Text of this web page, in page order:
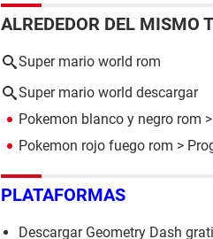
ALREDEDOR DEL MISMO
Super mario world rom
Super mario world descargar
Pokemon blanco y negro rom
Pokemon rojo fuego rom >
PLATAFORMAS
Descargar Geometry Dash